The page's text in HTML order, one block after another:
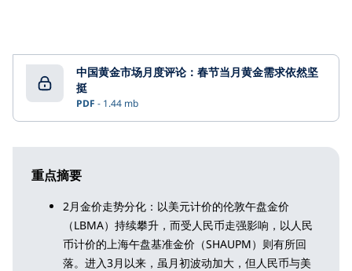
中国黄金市场月度评论：春节当月黄金需求依然坚
挺
PDF 1.44 mb
重点摘要
2月金价走势分化：以美元计价的伦敦午盘金价
（LBMA）持续攀升，而受人民币走强影响，以人民
币计价的上海午盘基准金价（SHAUPM）则有所回
落。进入3月以来，虽月初波动加大，但人民币与美